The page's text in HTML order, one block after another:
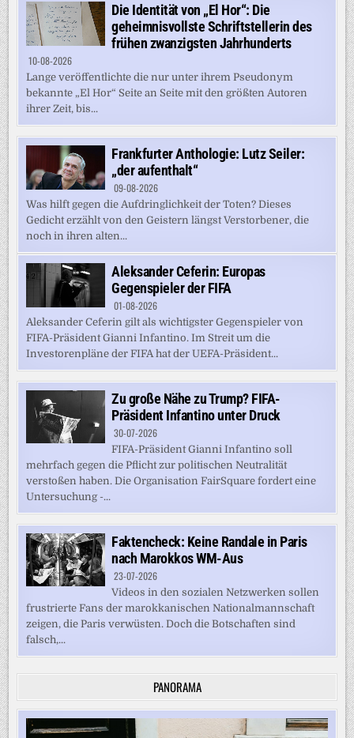
Die Identität von „El Hor“: Die
geheimnisvollste Schriftstellerin des
frühen zwanzigsten Jahrhunderts
10-08-2026
Lange veröffentlichte die nur unter ihrem Pseudonym
bekannte „El Hor“ Seite an Seite mit den größten Autoren
ihrer Zeit, bis...
Frankfurter Anthologie: Lutz Seiler:
„der aufenthalt“
09-08-2026
Was hilft gegen die Aufdringlichkeit der Toten? Dieses
Gedicht erzählt von den Geistern längst Verstorbener, die
noch in ihren alten...
Aleksander Ceferin: Europas
Gegenspieler der FIFA
01-08-2026
Aleksander Ceferin gilt als wichtigster Gegenspieler von
FIFA-Präsident Gianni Infantino. Im Streit um die
Investorenpläne der FIFA hat der UEFA-Präsident...
Zu große Nähe zu Trump? FIFA-
Präsident Infantino unter Druck
30-07-2026
FIFA-Präsident Gianni Infantino soll
mehrfach gegen die Pflicht zur politischen Neutralität
verstoßen haben. Die Organisation FairSquare fordert eine
Untersuchung -...
Faktencheck: Keine Randale in Paris
nach Marokkos WM-Aus
23-07-2026
Videos in den sozialen Netzwerken sollen
frustrierte Fans der marokkanischen Nationalmannschaft
zeigen, die Paris verwüsten. Doch die Botschaften sind
falsch,...
PANORAMA